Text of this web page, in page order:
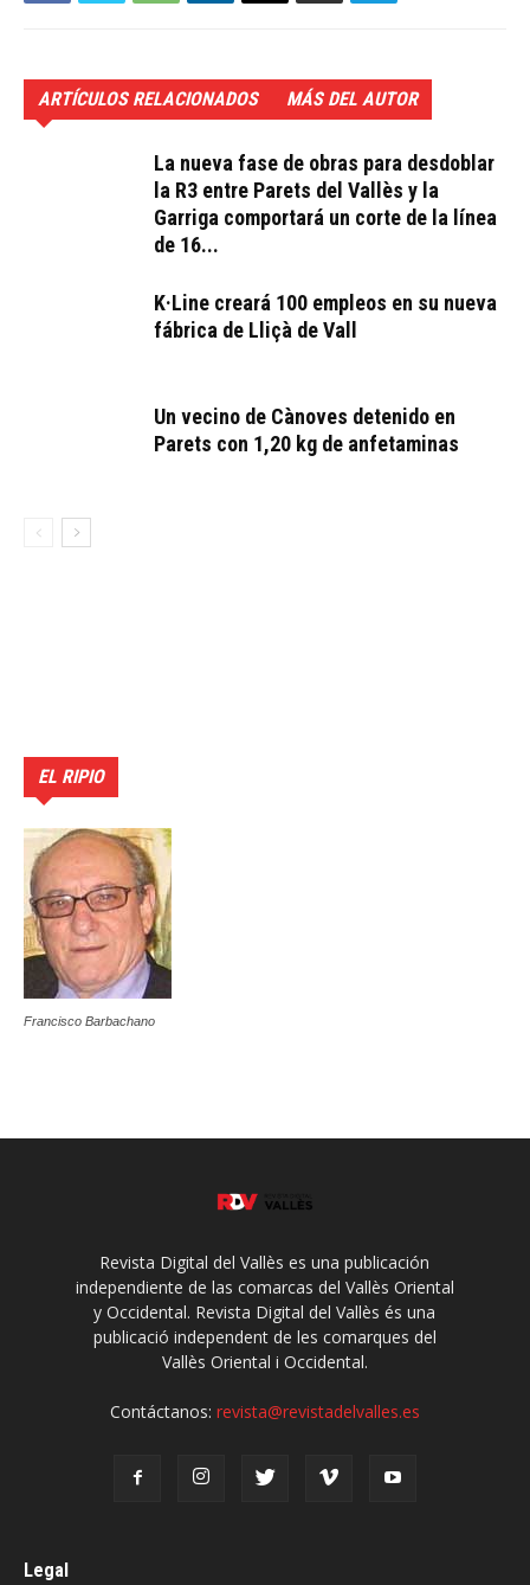
ARTÍCULOS RELACIONADOS MÁS DEL AUTOR
La nueva fase de obras para desdoblar
la R3 entre Parets del Vallès y la
Garriga comportará un corte de la línea
de 16...
K·Line creará 100 empleos en su nueva
fábrica de Lliçà de Vall
Un vecino de Cànoves detenido en
Parets con 1,20 kg de anfetaminas
EL RIPIO
Francisco Barbachano
Revista Digital del Vallès es una publicación
independiente de las comarcas del Vallès Oriental
y Occidental. Revista Digital del Vallès és una
publicació independent de les comarques del
Vallès Oriental i Occidental.
Contáctanos: revista@revistadelvalles.es
Legal